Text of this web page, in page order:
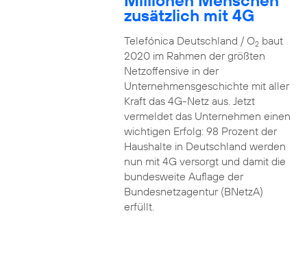
zusätzlich mit 4G
Telefónica Deutschland / O2baut
2020 im Rahmen der größten
Netzoffensive in der
Unternehmensgeschichte mit aller
Kraft das 4G-Netz aus. Jetzt
vermeldet das Unternehmen einen
wichtigen Erfolg: 98 Prozent der
Haushalte in Deutschland werden
nun mit 4G versorgt und damit die
bundesweite Auflage der
Bundesnetzagentur (BNetzA)
erfüllt.